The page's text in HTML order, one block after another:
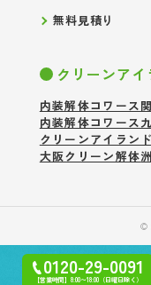
0120-29-0091
【営業時間】8:00〜18:00（日曜日除く）
無料見積り
クリーンア
内装解体コワース
内装解体コワース
クリーンアイラン
大阪クリーン解体
©